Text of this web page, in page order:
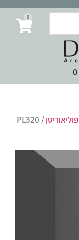
0
/ PL320